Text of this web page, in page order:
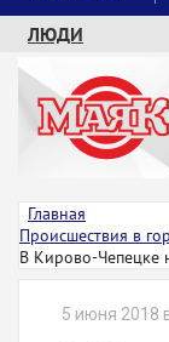
ЛЮДИ
КРУЖКИ И
ЗАВОДУ "МАЯК"
ЭКОЛОГИЯ
Главная
Происшествия в
В Кирово-Чепецке
5 июня 2018